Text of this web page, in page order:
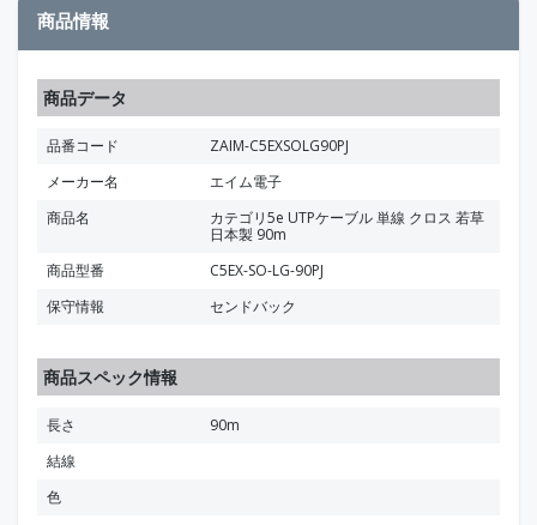
商品情報
商品データ
品番コード
ZAIM-C5EXSOLG90PJ
メーカー名
エイム電子
商品名
カテゴリ5e UTPケーブル 単線 クロス 若草
日本製 90m
商品型番
C5EX-SO-LG-90PJ
保守情報
センドバック
商品スペック情報
長さ
90m
結線
色